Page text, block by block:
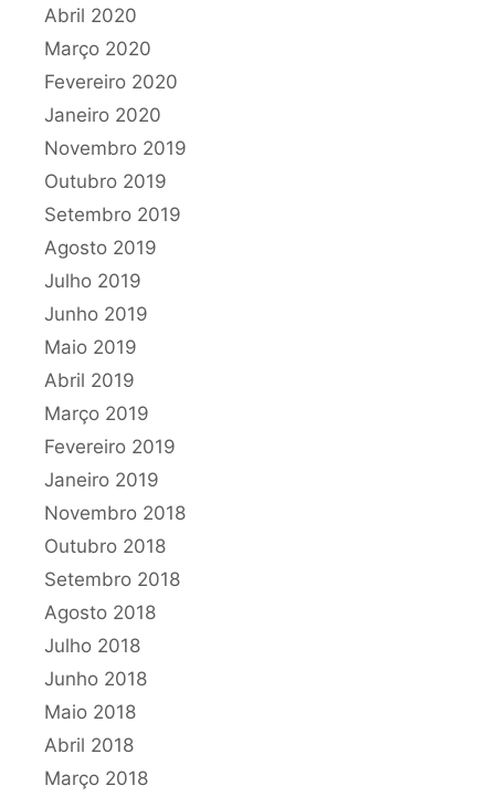
Abril 2020
Março 2020
Fevereiro 2020
Janeiro 2020
Novembro 2019
Outubro 2019
Setembro 2019
Agosto 2019
Julho 2019
Junho 2019
Maio 2019
Abril 2019
Março 2019
Fevereiro 2019
Janeiro 2019
Novembro 2018
Outubro 2018
Setembro 2018
Agosto 2018
Julho 2018
Junho 2018
Maio 2018
Abril 2018
Março 2018